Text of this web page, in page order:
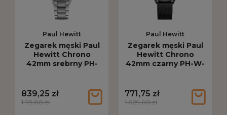
Paul Hewitt
Zegarek męski Paul
Hewitt Chrono
42mm srebrny PH-
839,25 zł
1 119,00 zł
Paul Hewitt
Zegarek męski Paul
Hewitt Chrono
42mm czarny PH-W-
771,75 zł
1 029,00 zł